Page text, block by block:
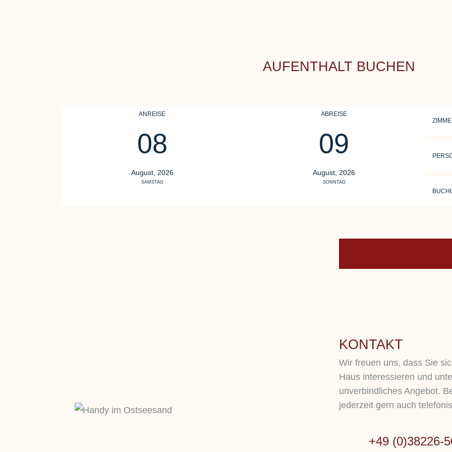
AUFENTHALT BUCHEN
ANREISE
08
August, 2026
SAMSTAG
ABREISE
09
August, 2026
SONNTAG
KONTAKT
Wir freuen uns, dass Sie
Haus interessieren und
unverbindliches Angebot.
jederzeit gern auch
+49 (0)38226-